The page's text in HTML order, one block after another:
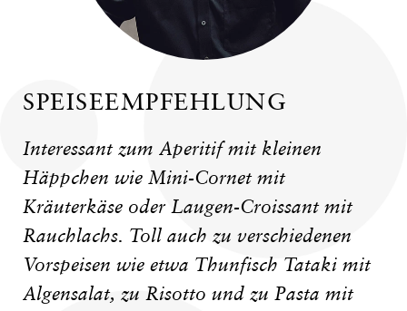
SPEISEEMPFEHLUNG
Interessant zum Aperitif mit kleinen
Häppchen wie Mini-Cornet mit
Kräuterkäse oder Laugen-Croissant mit
Rauchlachs. Toll auch zu verschiedenen
Vorspeisen wie etwa Thunfisch Tataki mit
Algensalat, zu Risotto und zu Pasta mit